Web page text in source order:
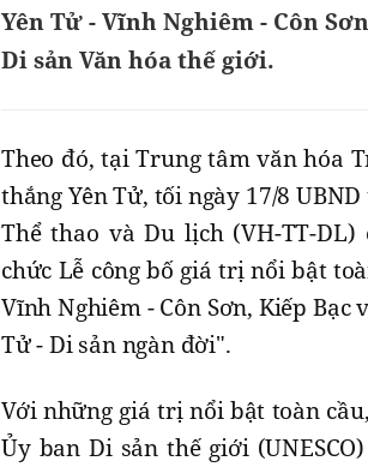
Yên Tử - Vĩnh Nghiêm - Côn
Di sản Văn hóa thế giới.
Theo đó, tại Trung tâm văn hóa
thắng Yên Tử, tối ngày 17/8
Thể thao và Du lịch (VH-TT-
chức Lễ công bố giá trị nổi bật
Vĩnh Nghiêm - Côn Sơn, Kiếp
Tử - Di sản ngàn đời".
Với những giá trị nổi bật toàn
Ủy ban Di sản thế giới